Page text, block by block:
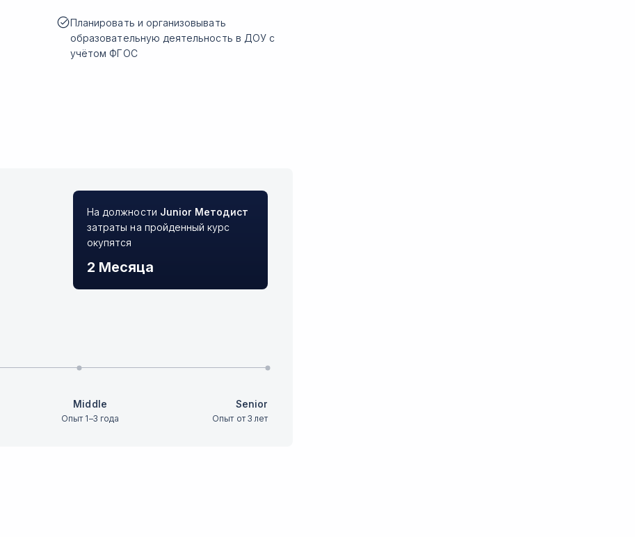
Планировать и организовывать
образовательную деятельность в ДОУ с
учётом ФГОС
На должности Junior Методист
затраты на пройденный курс
окупятся
2 Месяца
Middle
Опыт 1–3 года
Senior
Опыт от 3 лет